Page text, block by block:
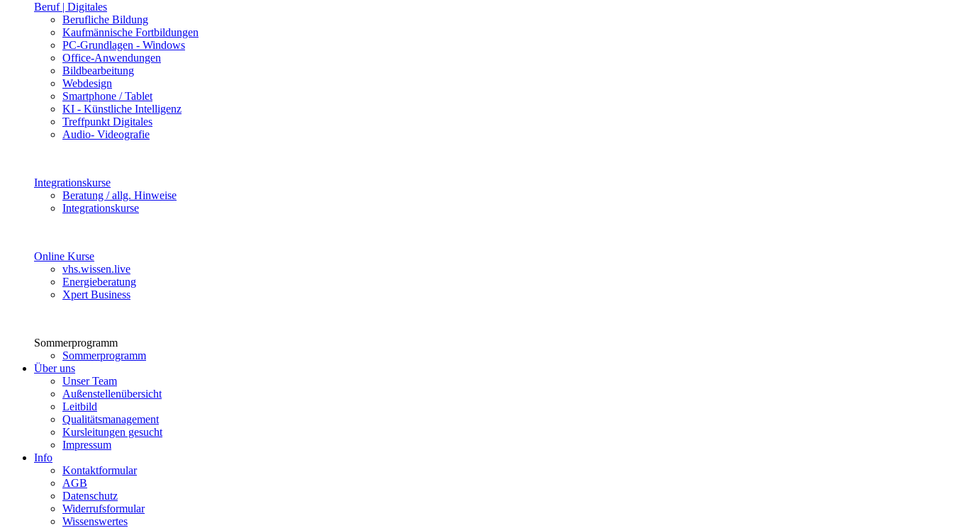
Beruf | Digitales
Berufliche Bildung
Kaufmännische Fortbildungen
PC-Grundlagen - Windows
Office-Anwendungen
Bildbearbeitung
Webdesign
Smartphone / Tablet
KI - Künstliche Intelligenz
Treffpunkt Digitales
Audio- Videografie
Integrationskurse
Beratung / allg. Hinweise
Integrationskurse
Online Kurse
vhs.wissen.live
Energieberatung
Xpert Business
Sommerprogramm
Sommerprogramm
Über uns
Unser Team
Außenstellenübersicht
Leitbild
Qualitätsmanagement
Kursleitungen gesucht
Impressum
Info
Kontaktformular
AGB
Datenschutz
Widerrufsformular
Wissenswertes